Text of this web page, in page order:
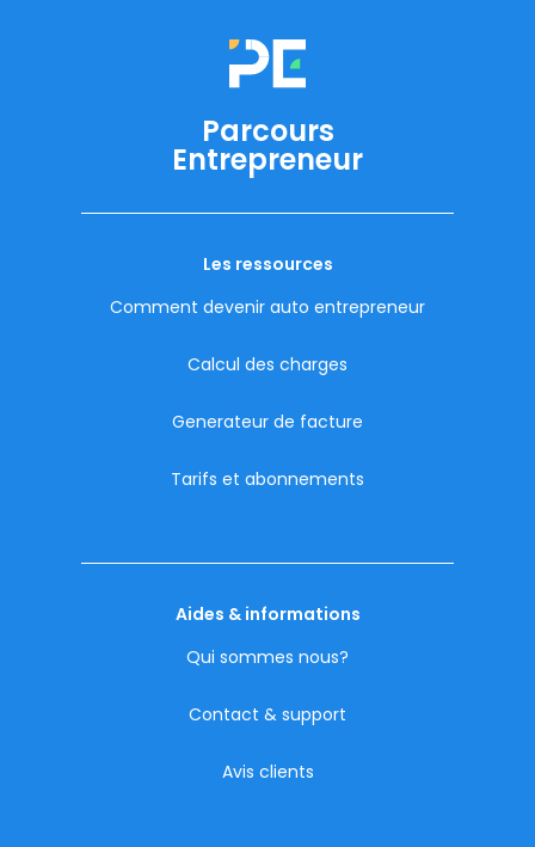
Parcours
Entrepreneur
Les ressources
Comment devenir auto entrepreneur
Calcul des charges
Generateur de facture
Tarifs et abonnements
Aides & informations
Qui sommes nous?
Contact & support
Avis clients